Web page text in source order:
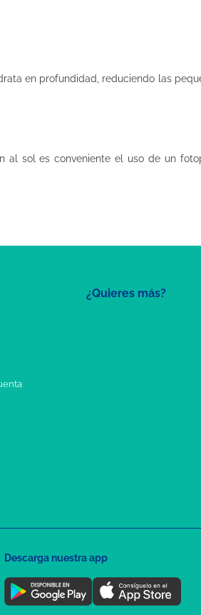
en profundidad, reduciendo las
al sol es conveniente el uso de un
¿Quieres más?
Descarga nuestra app